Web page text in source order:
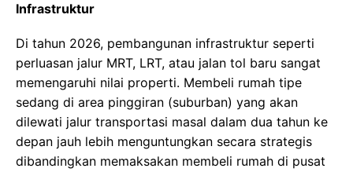
Infrastruktur
Di tahun 2026, pembangunan infrastruktur seperti
perluasan jalur MRT, LRT, atau jalan tol baru sangat
memengaruhi nilai properti. Membeli rumah tipe
sedang di area pinggiran (suburban) yang akan
dilewati jalur transportasi masal dalam dua tahun ke
depan jauh lebih menguntungkan secara strategis
dibandingkan memaksakan membeli rumah di pusat